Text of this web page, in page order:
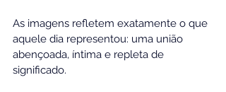
As imagens refletem exatamente o que
aquele dia representou: uma união
abençoada, íntima e repleta de
significado.